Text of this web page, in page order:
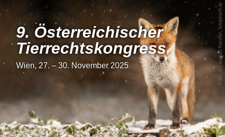
9. Österrei­chi­scher
Tier­rechts­kon­gress
Wien, 27. – 30. November 2025